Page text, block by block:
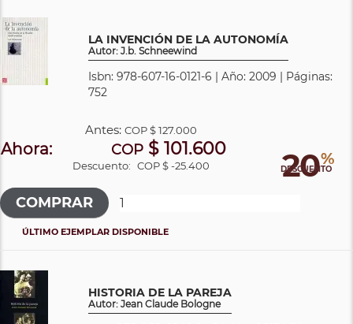
LA INVENCIÓN DE LA AUTONOMÍA
Autor: J.b. Schneewind
Isbn: 978-607-16-0121-6 | Año: 2009 | Páginas:
752
20%
DESCUENTO
Antes:COP$ 127.000
Ahora: COP $ 101.600
Descuento: COP $ -25.400
ÚLTIMO EJEMPLAR DISPONIBLE
HISTORIA DE LA PAREJA
Autor: Jean Claude Bologne